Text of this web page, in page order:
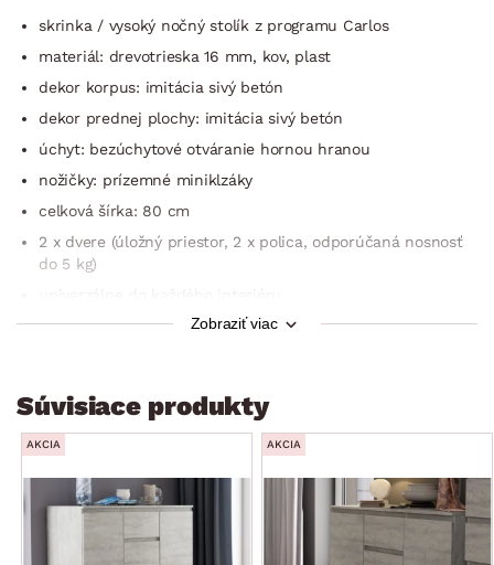
skrinka / vysoký nočný stolík z programu Carlos
materiál: drevotrieska 16 mm, kov, plast
dekor korpus: imitácia sivý betón
dekor prednej plochy: imitácia sivý betón
úchyt: bezúchytové otváranie hornou hranou
nožičky: prízemné miniklzáky
celková šírka: 80 cm
2 x dvere (úložný priestor, 2 x polica, odporúčaná nosnosť
do 5 kg)
dodávané v demonteZobraziť viac
Súvisiace produkty
AKCIA AKCIA